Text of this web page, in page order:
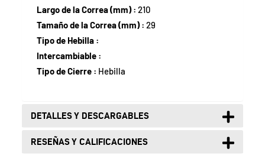
Largo de la Correa (mm) :210
Tamaño de la Correa (mm) :29
Tipo de Hebilla :
Intercambiable :
Tipo de Cierre : Hebilla
DETALLES Y DESCARGABLES
RESEÑAS Y CALIFICACIONES